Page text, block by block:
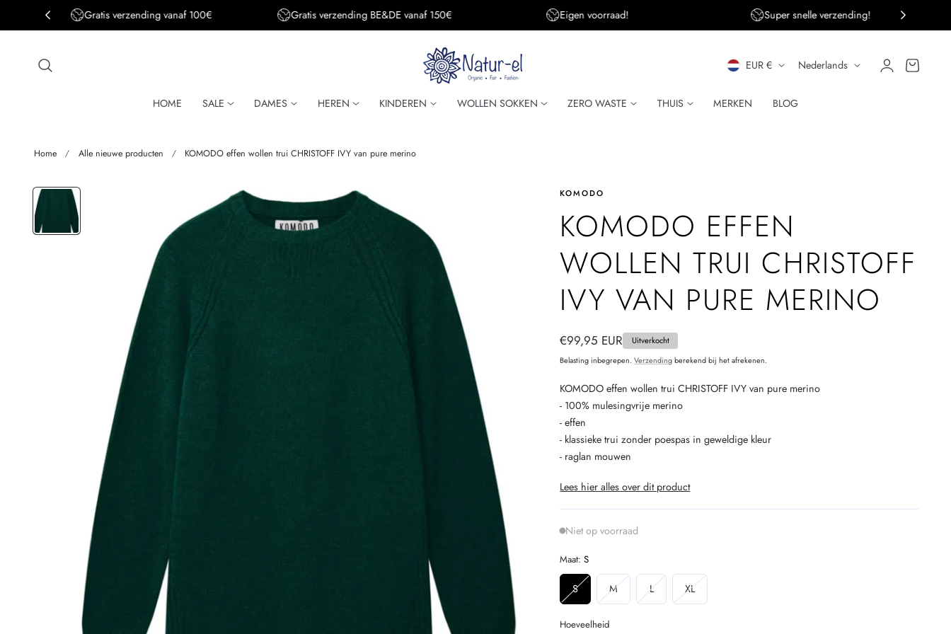
de inhoud Gratis verzending BE&DE vanaf 150€ Eigen voorraad! Super snelle verzending! Persoonlijke klantenservice
HOME SALE DAMES HEREN KINDEREN WOLLEN SOKKEN ZERO WASTE THUIS MERKEN BLOG
L
A
R
E
G
I
EUR €
T
A
Nederlands Inloggen
Winkelwagen
Home Alle nieuwe producten KOMODO effen wollen trui CHRISTOFF IVY van pure merino
KOMODO
KOMODO EFFEN
WOLLEN TRUI CHRISTOFF
IVY VAN PURE MERINO
Normale
prijs
€99,95 EUR
Uitverkocht
Belasting inbegrepen.Verzendingberekend bij het afrekenen.
KOMODO effen wollen trui CHRISTOFF IVY van pure merino
- 100% mulesingvrije merino
- effen
- klassieke trui zonder poespas in geweldige kleur
- raglan mouwen
Lees hier alles over dit product
Niet op voorraad
Maat:S
SVariant
uitverkocht
of
MVariant
uitverkocht
LVariant
uitverkocht
XLVariant
uitverkocht
Hoeveelheid